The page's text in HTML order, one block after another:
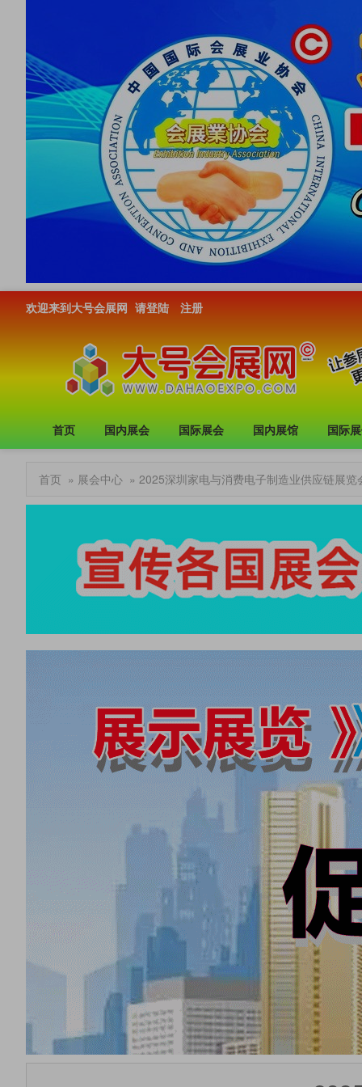
欢迎来到大号会展网 请登陆 注册
首页 国内展会 国际展会 国内展馆 国际
首页 » 展会中心 » 2025深圳家电与消费电子制造业供应链展览